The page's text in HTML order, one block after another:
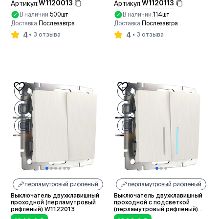
Артикул:W1120013
В наличии:500шт
Доставка: Послезавтра
4 3 отзыва
Артикул:W1120113
В наличии:114шт
Доставка: Послезавтра
4 3 отзыва
перламутровый рифленый
Выключатель двухклавишный
проходной (перламутровый
рифленый) W1122013
перламутровый рифленый
Выключатель двухклавишный
проходной с подсветкой
(перламутровый рифленый)
W1122113